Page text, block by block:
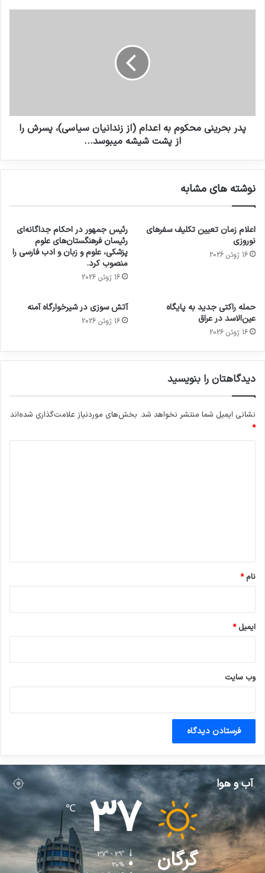
پدر بحرینی محکوم به اعدام (از زندانیان سیاسی)، پسرش را
از پشت شیشه میبوسد...
نوشته های مشابه
اعلام زمان تعیین تکلیف سفرهای
نوروزی
16 ژوئن 2026
رئیس جمهور در احکام جداگانه‌ای
رئیسان فرهنگستان‌های علوم
پزشکی، علوم و زبان و ادب فارسی را
منصوب کرد.
16 ژوئن 2026
حمله راکتی جدید به پایگاه
عین‌الاسد در عراق
16 ژوئن 2026
آتش سوزی در شیرخوارگاه آمنه
16 ژوئن 2026
دیدگاهتان را بنویسید
نشانی ایمیل شما منتشر نخواهد شد. بخش‌های موردنیاز علامت‌گذاری شده‌اند
*
نام*
ایمیل*
وب‌ سایت
آب و هوا
گرگان
37
℃
37º - 29º
20%